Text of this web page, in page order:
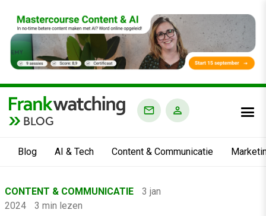
BLOG
Blog AI & Tech Content & Communicatie
›
CONTENT & COMMUNICATIE
3 jan
2024
3 min lezen